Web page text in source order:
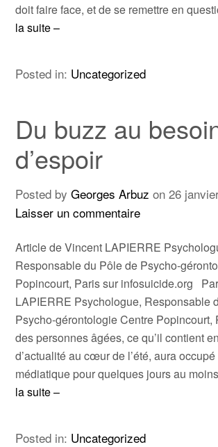
doit faire face, et de se remettre en
la suite –
Posted in: Uncategorized
Du buzz au
d’espoir
Posted byGeorges Arbuz on26
Laisser un commentaire
Article de Vincent LAPIERRE
Responsable du Pôle de Psycho-
Popincourt, Paris sur infosuicide.org
LAPIERRE Psychologue, Responsable
Psycho-gérontologie Centre Popincourt,
des personnes âgées, ce qu’il contient
d’actualité au cœur de l’été, aura occupé
médiatique pour quelques jours au
la suite –
Posted in: Uncategorized